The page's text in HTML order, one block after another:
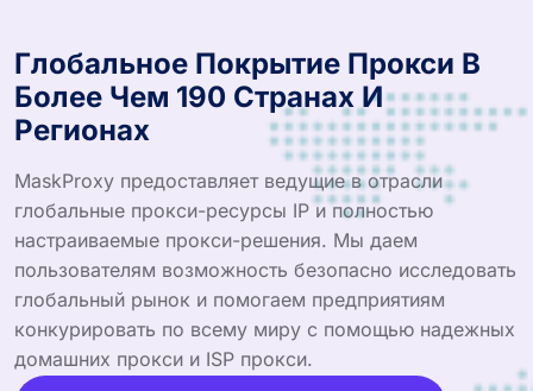
Глобальное Покрытие Прокси В
Более Чем 190 Странах И
Регионах
MaskProxy предоставляет ведущие в отрасли
глобальные прокси-ресурсы IP и полностью
настраиваемые прокси-решения. Мы даем
пользователям возможность безопасно исследовать
глобальный рынок и помогаем предприятиям
конкурировать по всему миру с помощью надежных
домашних прокси и ISP прокси.